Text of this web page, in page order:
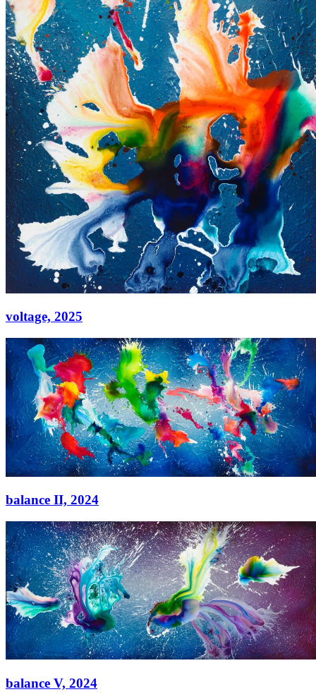
voltage, 2025
voltage,2025
Acryl auf Leinwand
120 × 100 cm
balance II, 2024
balance II,2024
Acryl auf Leinwand
130 × 300 cm
balance V, 2024